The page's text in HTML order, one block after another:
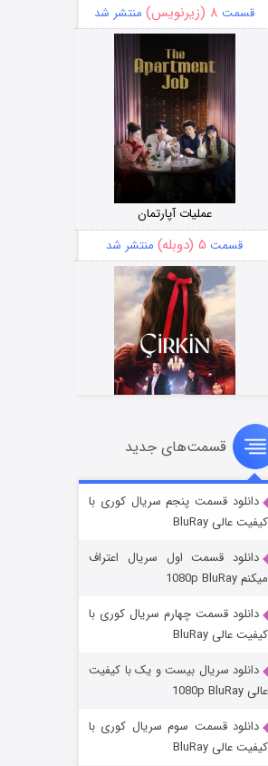
قسمت ۸ (زیرنویس) منتشر شد
عملیات آپارتمان
قسمت ۵ (دوبله) منتشر شد
سریال زشت
قسمت۲ (زیرنویس) منتشر شد
مردگان متحرک: شهر مرده ۳
قسمت‌های جدید
دانلود قسمت پنجم سریال کوری با
کیفیت عالی BluRay
دانلود قسمت اول سریال اعتراف
میکنم 1080p BluRay
دانلود قسمت چهارم سریال کوری با
کیفیت عالی BluRay
دانلود سریال بیست و یک با کیفیت
عالی 1080p BluRay
دانلود قسمت سوم سریال کوری با
کیفیت عالی BluRay